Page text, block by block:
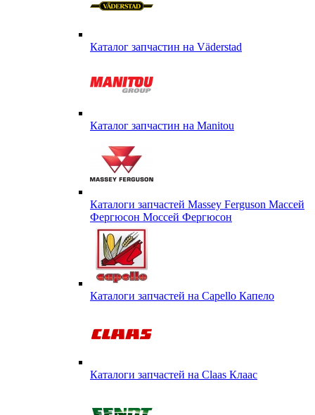
Каталог запчастин на Väderstad
Каталог запчастин на Маnitou
Каталоги запчастей Massey Ferguson Массей
Фергюсон Моссей Фергюсон
Каталоги запчастей на Capello Капело
Каталоги запчастей на Claas Клаас